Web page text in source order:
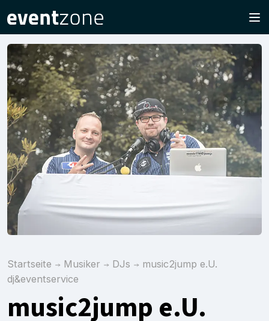
Startseite Musiker DJs
music2jump e.U.
dj&eventservice
music2jump e.U.